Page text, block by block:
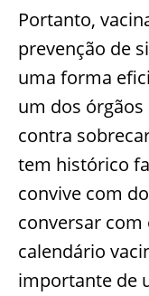
Portanto,
prevenção de
uma forma
um dos
contra
tem histórico
convive com
conversar
calendário
importante de